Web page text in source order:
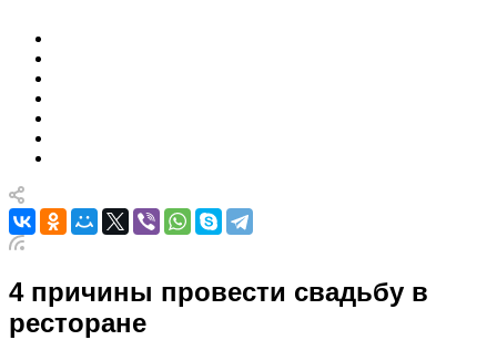
4 причины провести свадьбу в
ресторане